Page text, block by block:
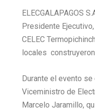
ELECGALAPAGOS
Presidente
CELEC
locales
Durante el evento
Viceministro de
Marcelo Jaramillo,